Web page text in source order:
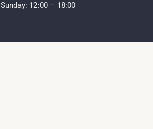
Sunday: 12:00 – 18:00